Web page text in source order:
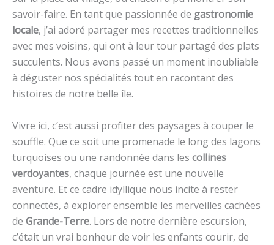
savoir-faire. En tant que passionnée de gastronomie
locale, j’ai adoré partager mes recettes traditionnelles
avec mes voisins, qui ont à leur tour partagé des plats
succulents. Nous avons passé un moment inoubliable
à déguster nos spécialités tout en racontant des
histoires de notre belle île.
Vivre ici, c’est aussi profiter des paysages à couper le
souffle. Que ce soit une promenade le long des lagons
turquoises ou une randonnée dans les collines
verdoyantes, chaque journée est une nouvelle
aventure. Et ce cadre idyllique nous incite à rester
connectés, à explorer ensemble les merveilles cachées
de Grande-Terre. Lors de notre dernière escursion,
c’était un vrai bonheur de voir les enfants courir, de